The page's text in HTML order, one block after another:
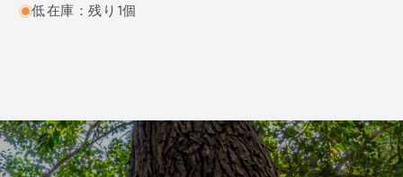
ド
目
1000×8×160
（仕
ド
目
1000×8×160
（仕
低在庫：残り1個